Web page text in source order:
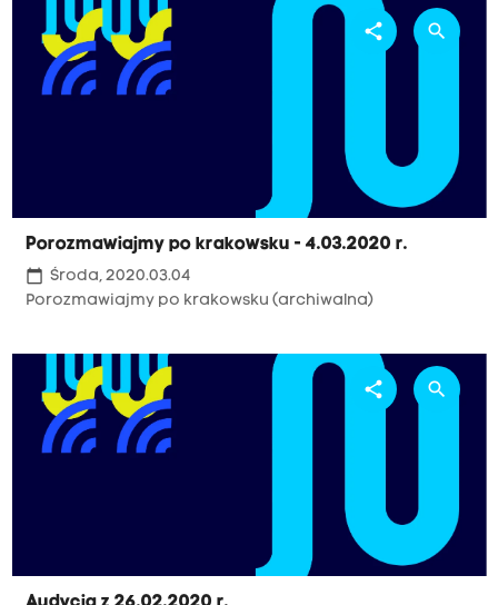
Porozmawiajmy po krakowsku - 4.03.2020 r.
calendar_today Środa, 2020.03.04
Porozmawiajmy po krakowsku (archiwalna)
share search
share search